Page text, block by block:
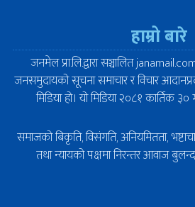
हाम्रो बारे
जनमेल प्रा.लि.द्वारा सञ्चालित
जनसमुदायको सूचना समाचार र विचार
मिडिया हो। यो मिडिया २०८१ कार्तिक
समाजको बिकृति, विसंगति, अनियमितता,
तथा न्यायको पक्षमा निरन्तर आवाज बुलन्द